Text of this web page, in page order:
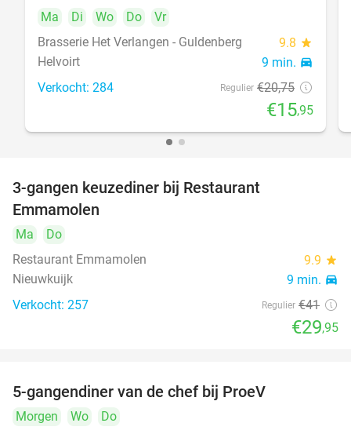
Ma
Di Wo Do
Vr
Brasserie Het Verlangen - Guldenberg
9.8 star
Helvoirt 9 min. directions_car
Verkocht: 284 Regulier €20,75
€15,95
3-gangen keuzediner bij Restaurant
Emmamolen
Ma
Do
Restaurant Emmamolen
9.9 star
Nieuwkuijk 9 min. directions_car
Verkocht: 257 Regulier €41
€29,95
5-gangendiner van de chef bij ProeV
Morgen Wo Do